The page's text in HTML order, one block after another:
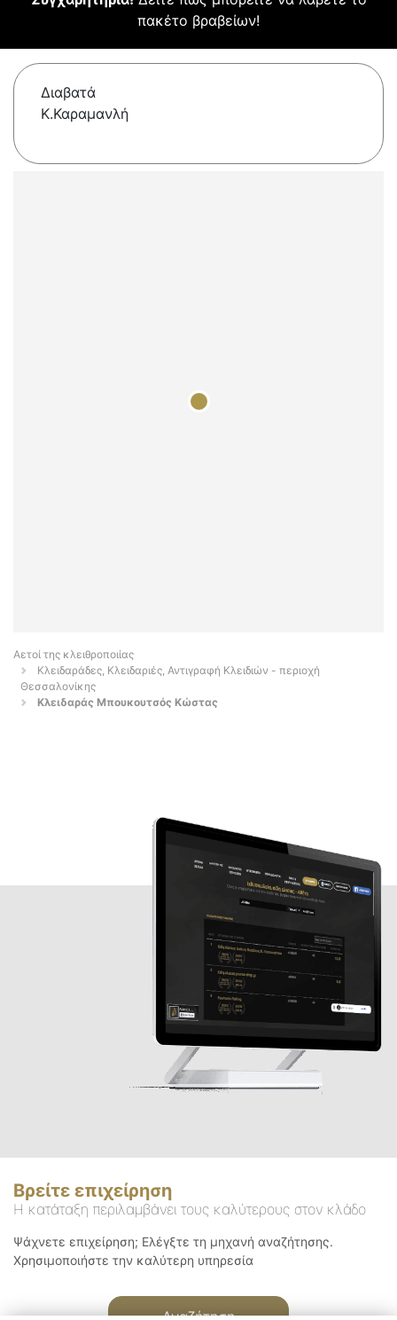
πακέτο βραβείων!
Διαβατά
Κ.Καραμανλή
Αετοί της κλειθροποιίας
Κλειδαράδες, Κλειδαριές, Αντιγραφή Κλειδιών - περιοχή
Θεσσαλονίκης
Κλειδαράς Μπουκουτσός Κώστας
Βρείτε επιχείρηση
Η κατάταξη περιλαμβάνει τους καλύτερους στον κλάδο
Ψάχνετε επιχείρηση; Ελέγξτε τη μηχανή αναζήτησης.
Χρησιμοποιήστε την καλύτερη υπηρεσία